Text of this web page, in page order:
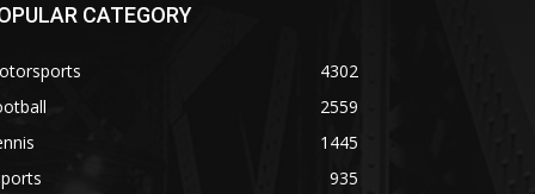
CATEGORY
4302
2559
1445
935